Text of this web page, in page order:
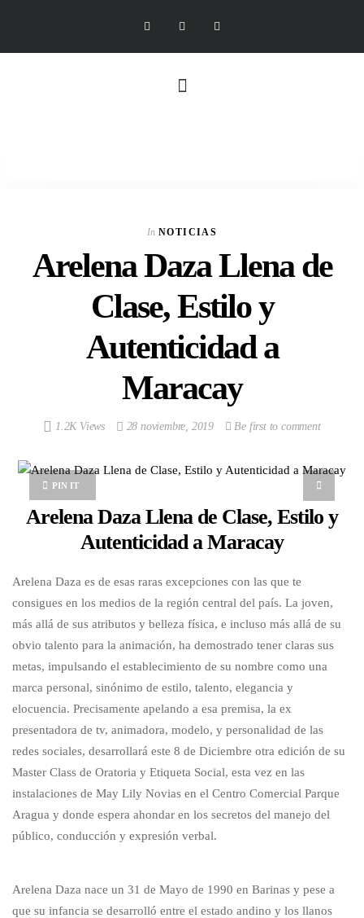
In NOTICIAS
Arelena Daza Llena de
Clase, Estilo y
Autenticidad a
Maracay
1.2K Views 28 noviembre, 2019 Be first to comment
PIN IT
Arelena Daza Llena de Clase, Estilo y
Autenticidad a Maracay
Arelena Daza es de esas raras excepciones con las que te
consigues en los medios de la región central del país. La joven,
más allá de sus atributos y belleza física, e incluso más allá de su
obvio talento para la animación, ha demostrado tener claras sus
metas, impulsando el establecimiento de su nombre como una
marca personal, sinónimo de estilo, talento, elegancia y
elocuencia. Precisamente apelando a esa premisa, la ex
presentadora de tv, animadora, modelo, y personalidad de las
redes sociales, desarrollará este 8 de Diciembre otra edición de su
Master Class de Oratoria y Etiqueta Social, esta vez en las
instalaciones de May Lily Novias en el Centro Comercial Parque
Aragua y donde espera ahondar en los secretos del manejo del
público, conducción y expresión verbal.
Arelena Daza nace un 31 de Mayo de 1990 en Barinas y pese a
que su infancia se desarrolló entre el estado andino y los llanos